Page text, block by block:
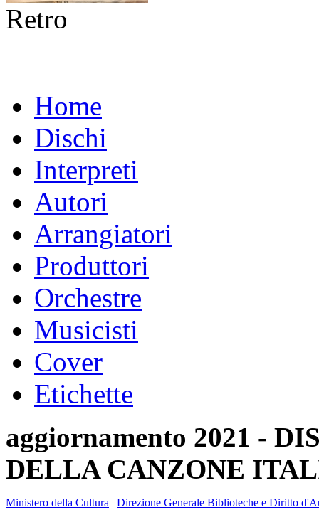
Retro
Home
Dischi
Interpreti
Autori
Arrangiatori
Produttori
Orchestre
Musicisti
Cover
Etichette
aggiornamento 2021 -
DELLA CANZONE
Ministero della Cultura | Direzione Generale Biblioteche e Diritto